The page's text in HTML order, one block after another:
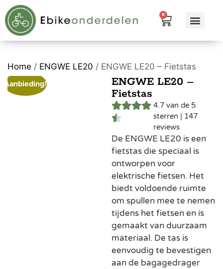
0
Home / ENGWE LE20 / ENGWE LE20 – Fietstas
Aanbieding!
ENGWE LE20 –
Fietstas
4.7 van de 5
sterren | 147
reviews
De ENGWE LE20 is een
fietstas die speciaal is
ontworpen voor
elektrische fietsen. Het
biedt voldoende ruimte
om spullen mee te nemen
tijdens het fietsen en is
gemaakt van duurzaam
materiaal. De tas is
eenvoudig te bevestigen
aan de bagagedrager